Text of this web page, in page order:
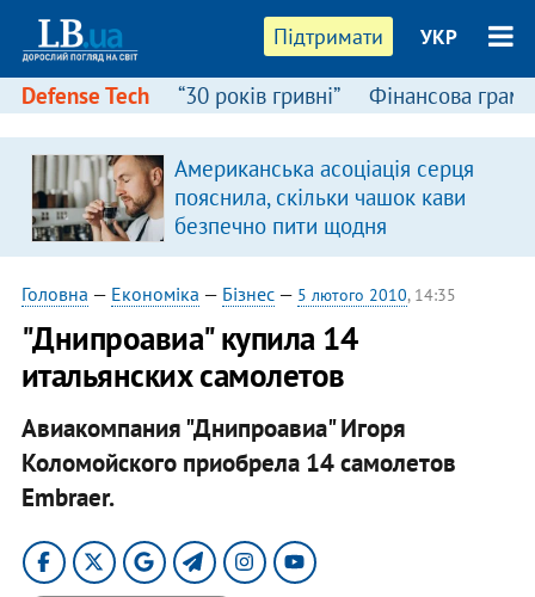
Підтримати УКР
Defense Tech “30 років гривні” Фінансова
Американська асоціація серця
пояснила, скільки чашок кави
безпечно пити щодня
Головна — Економіка — Бізнес— 5 лютого 2010, 14:35
"Днипроавиа" купила 14
итальянских самолетов
Авиакомпания "Днипроавиа" Игоря
Коломойского приобрела 14 самолетов
Embraer.